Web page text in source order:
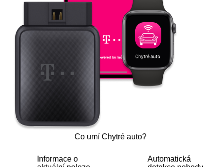
Co umí Chytré auto?
Informace o
Automatická